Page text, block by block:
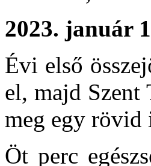
2023. január
Évi első
el, majd Szent
meg egy rövid
Öt perc